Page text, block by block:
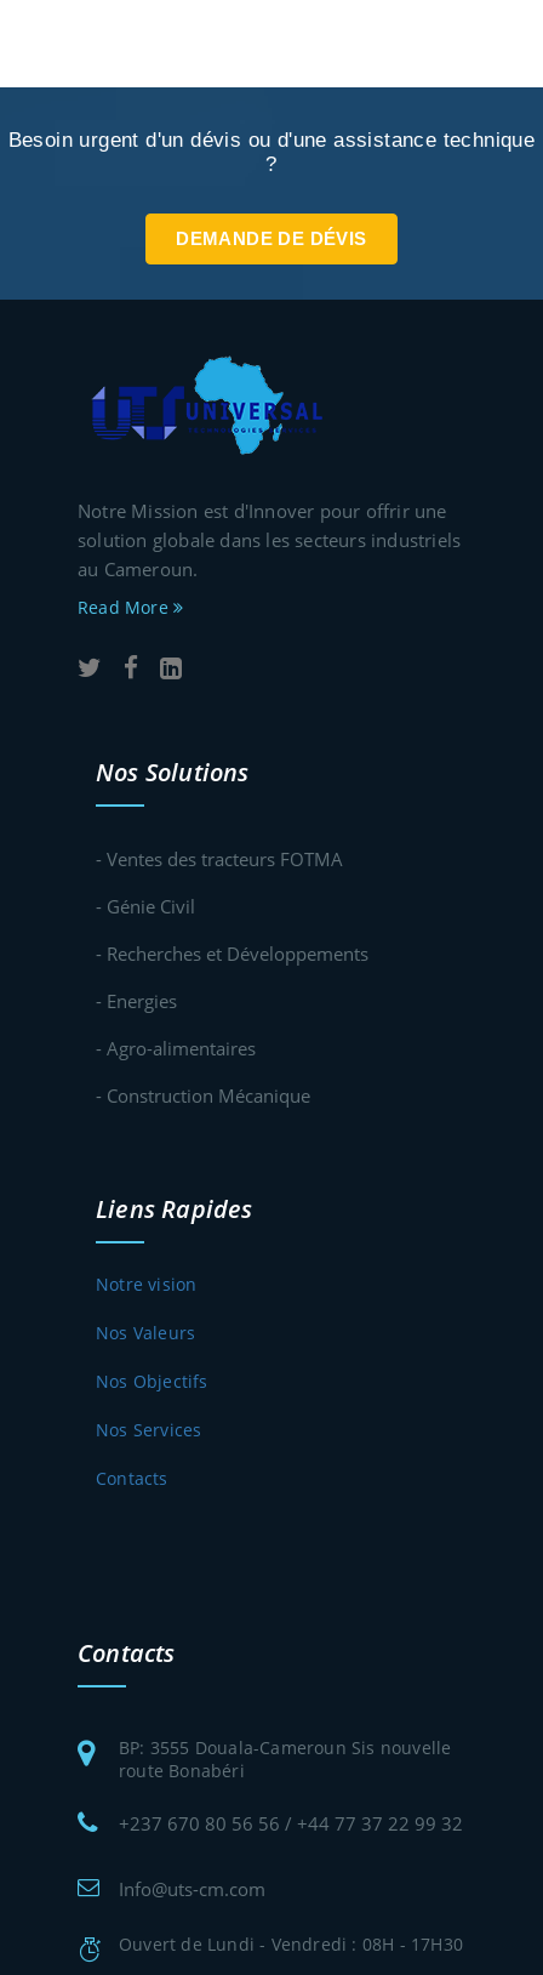
Besoin urgent d'un dévis ou d'une assistance technique
?
DEMANDE DE DÉVIS
Notre Mission est d'Innover pour offrir une
solution globale dans les secteurs industriels
au Cameroun.
Read More
Nos Solutions
- Ventes des tracteurs FOTMA
- Génie Civil
- Recherches et Développements
- Energies
- Agro-alimentaires
- Construction Mécanique
Liens Rapides
Notre vision
Nos Valeurs
Nos Objectifs
Nos Services
Contacts
Contacts
BP: 3555 Douala-Cameroun Sis nouvelle
route Bonabéri
+237 670 80 56 56 / +44 77 37 22 99 32
Info@uts-cm.com
Ouvert de Lundi - Vendredi : 08H - 17H30